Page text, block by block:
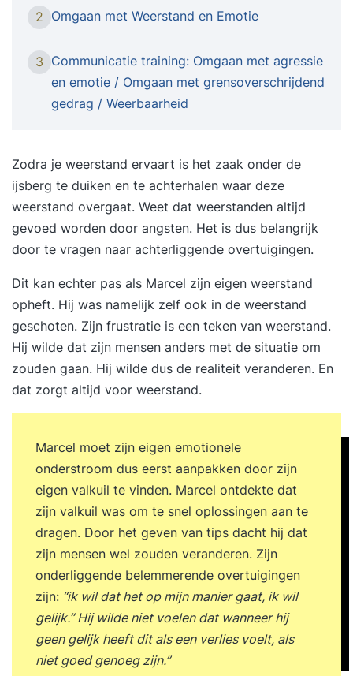
leert om te gaan met de eigen spanning en
van agressief gedrag bij de klant te herkennen en
te reduceren of om te buigen. Inhoud: stress en
reacties eigen reacties op stress General
spanningscontrole vechten en vluchten of
professioneel handelen bewaren van overzicht en
herkennen van gedrag van de ander, wat is
emotie, wat is agressie, A-, B-, C- en D gedrag
beïnvloeden van gedrag van de ander waardoor
spanning in het contact afneemt; meeveren en
grenzen aangeven intercollegiale
ondersteuning tijdens en na een incident
huisregels en protocol Niveau: op aanvraag
MBO/HBO Doelstelling/resultaat; Deelnemer is
zich bewust van eigen spanning en weet deze zo
te beinvloeden dat helder nadenken mogelijk
blijft weet overzicht te houden en het gedrag van
gedrag van de ander te beïnvloeden; de spanning
in het contact laten afnemen kan agressie
voorkomen reduceren of begrenzen in
teamverband emotioneel en agressief gedrag
bespreekbaar maken. De deelnemer voelt zich na
de training beter opgewassen tegen ronduit
lastige situaties. En gaat met een aantal
praktische tools terug naar de praktijksituatie,
om deze verder uit te proberen en eigen te
maken. Opbouw en werkwijze Deelnemers
vullen voor aanvang een intakeformulier in,
2 Omgaan met Weerstand en Emotie
3 Communicatie training: Omgaan met agressie
en emotie / Omgaan met grensoverschrijdend
gedrag / Weerbaarheid
Zodra je weerstand ervaart is het zaak onder de
ijsberg te duiken en te achterhalen waar deze
weerstand overgaat. Weet dat weerstanden altijd
gevoed worden door angsten. Het is dus belangrijk
door te vragen naar achterliggende overtuigingen.
Dit kan echter pas als Marcel zijn eigen weerstand
opheft. Hij was namelijk zelf ook in de weerstand
geschoten. Zijn frustratie is een teken van weerstand.
Hij wilde dat zijn mensen anders met de situatie om
zouden gaan. Hij wilde dus de realiteit veranderen. En
dat zorgt altijd voor weerstand.
Marcel moet zijn eigen emotionele
onderstroom dus eerst aanpakken door zijn
eigen valkuil te vinden. Marcel ontdekte dat
zijn valkuil was om te snel oplossingen aan te
dragen. Door het geven van tips dacht hij dat
zijn mensen wel zouden veranderen. Zijn
onderliggende belemmerende overtuigingen
zijn: “ik wil dat het op mijn manier gaat, ik wil
gelijk.” Hij wilde niet voelen dat wanneer hij
geen gelijk heeft dit als een verlies voelt, als
niet goed genoeg zijn.”